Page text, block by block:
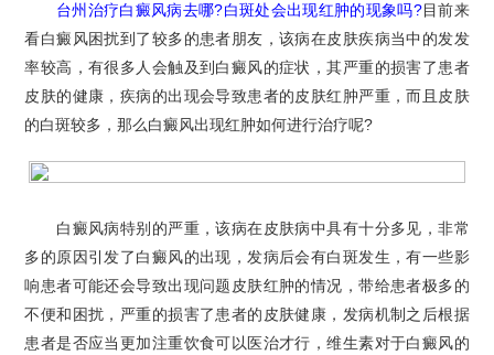
台州治疗白癜风病去哪?白斑处会出现红肿的现象吗?目前来
看白癜风困扰到了较多的患者朋友，该病在皮肤疾病当中的发发
率较高，有很多人会触及到白癜风的症状，其严重的损害了患者
皮肤的健康，疾病的出现会导致患者的皮肤红肿严重，而且皮肤
的白斑较多，那么白癜风出现红肿如何进行治疗呢?
白癜风病特别的严重，该病在皮肤病中具有十分多见，非常
多的原因引发了白癜风的出现，发病后会有白斑发生，有一些影
响患者可能还会导致出现问题皮肤红肿的情况，带给患者极多的
不便和困扰，严重的损害了患者的皮肤健康，发病机制之后根据
患者是否应当更加注重饮食可以医治才行，维生素对于白癜风的